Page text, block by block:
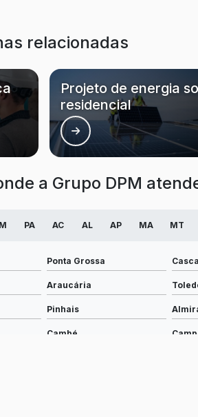
relacionadas
Projeto de energia
residencial
a Grupo DPM
PA AC AL AP MA MT
Ponta Grossa
Araucária
Pinhais
Cambé